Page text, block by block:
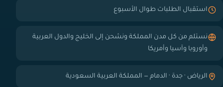
استقبال الطلبات طوال الأسبوع
نستلم من كل مدن المملكة ونشحن إلى الخليج والدول العربية
وأوروبا وآسيا وأمريكا
الرياض · جدة · الدمام — المملكة العربية السعودية